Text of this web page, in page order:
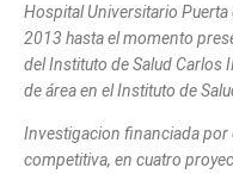
Hospital Universitario
2013 hasta el momento
del Instituto de Salud Carlos
de área en el Instituto de
Investigacion financiada
competitiva, en cuatro